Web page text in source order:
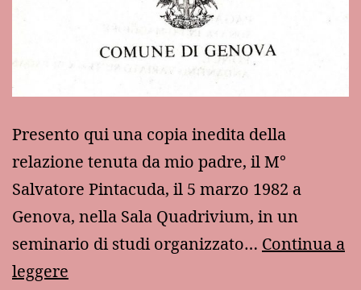
Presento qui una copia inedita della
relazione tenuta da mio padre, il M°
Salvatore Pintacuda, il 5 marzo 1982 a
Genova, nella Sala Quadrivium, in un
seminario di studi organizzato… Continua a
leggere